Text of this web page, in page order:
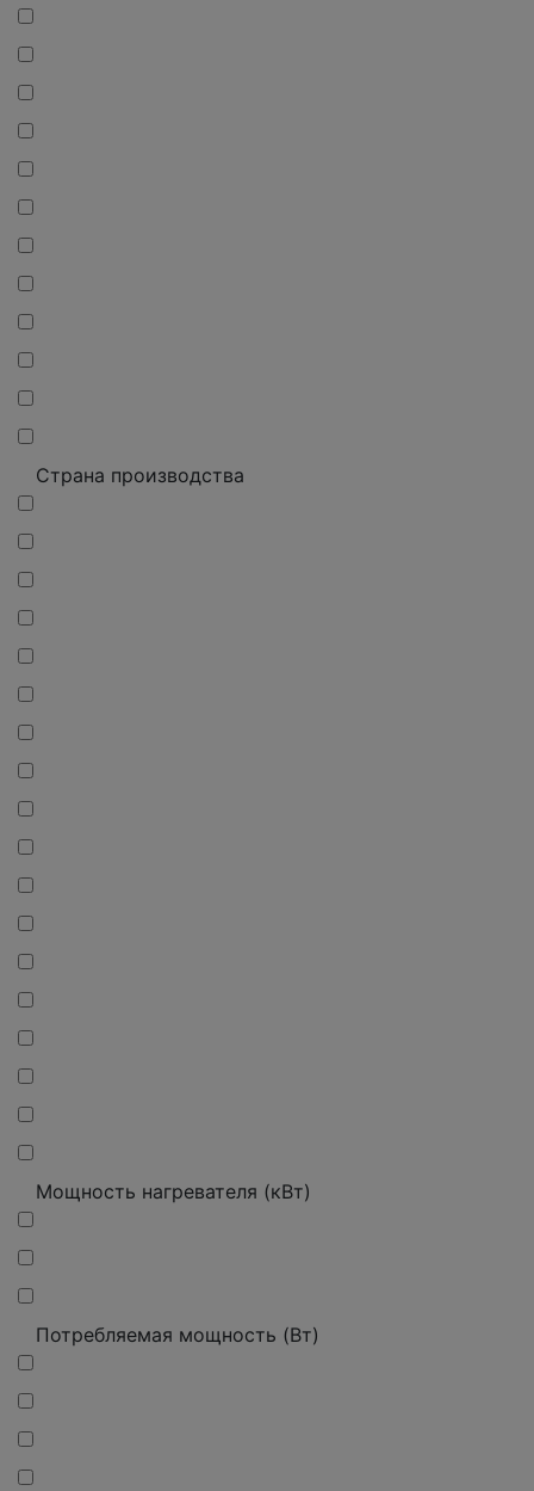
Страна производства
Мощность нагревателя (кВт)
Потребляемая мощность (Вт)